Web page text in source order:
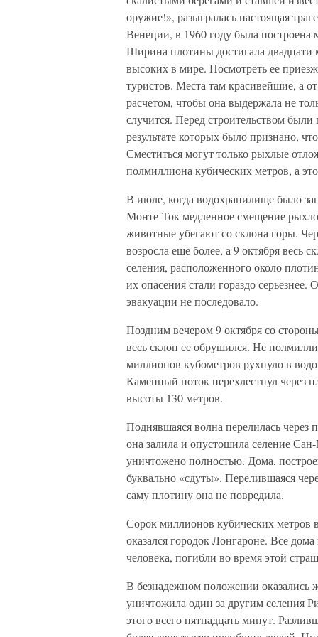
оружие!», разыгралась настоящая
Венеции, в 1960 году была
Ширина плотины достигала двадцати
высоких в мире. Посмотреть ее
туристов. Места там красивейшие, а
расчетом, чтобы она выдержала не
случится. Перед строительством
результате которых было признано,
Сместиться могут только рыхлые
полмиллиона кубических метров, а
В июле, когда водохранилище было
Монте-Ток медленное смещение
животные убегают со склона горы.
возросла еще более, а 9 октября весь
селения, расположенного около
их опасения стали гораздо
эвакуации не последовало.
Поздним вечером 9 октября со
весь склон ее обрушился. Не
миллионов кубометров рухнуло в
Каменный поток перехлестнул через
высоты 130 метров.
Поднявшаяся волна перелилась через
она залила и опустошила селение
уничтожено полностью. Дома,
буквально «сдуты». Перелившаяся
саму плотину она не повредила.
Сорок миллионов кубических
оказался городок Лонгароне. Все
человека, погибли во время этой
В безнадежном положении оказались
уничтожила один за другим селения
этого всего пятнадцать минут.